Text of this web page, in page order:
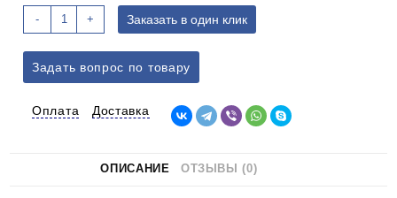
-
Количество
товара
Комбинация
приборов
МАЗ
+ Заказать в один клик
Задать вопрос по товару
Оплата Доставка
ОПИСАНИЕ ОТЗЫВЫ (0)